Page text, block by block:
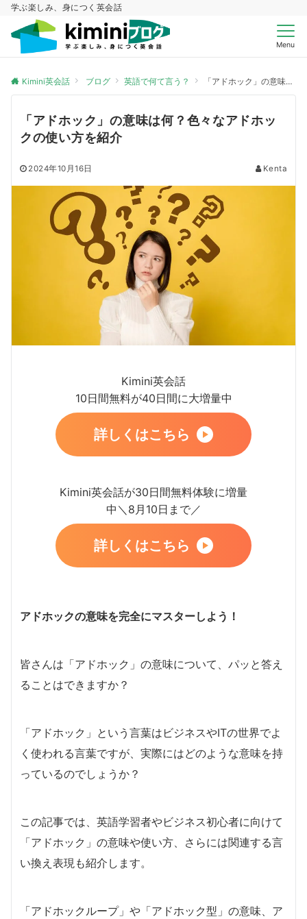
学ぶ楽しみ、身につく英会話
Menu
Kimini英会話 ブログ 英語で何て言う？ 「アドホック」の意味は何？色々なアドホックの使い方を紹介
「アドホック」の意味は何？色々なアドホッ
クの使い方を紹介
2024年10月16日 Kenta
Kimini英会話
10日間無料が40日間に大増量中
詳しくはこちら
Kimini英会話が30日間無料体験に増量
中＼8月10日まで／
詳しくはこちら
アドホックの意味を完全にマスターしよう！
皆さんは「アドホック」の意味について、パッと答え
ることはできますか？
「アドホック」という言葉はビジネスやITの世界でよ
く使われる言葉ですが、実際にはどのような意味を持
っているのでしょうか？
この記事では、英語学習者やビジネス初心者に向けて
「アドホック」の意味や使い方、さらには関連する言
い換え表現も紹介します。
「アドホックループ」や「アドホック型」の意味、ア